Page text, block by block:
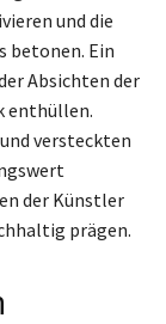
und die
betonen. Ein
Absichten der
enthüllen.
versteckten
der Künstler
prägen.